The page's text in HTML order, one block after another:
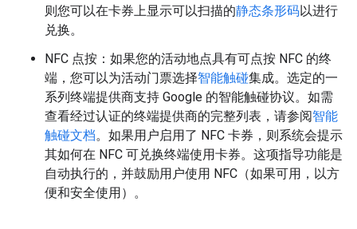
则您可以在卡券上显示可以扫描的静态条形码以进行
兑换。
NFC 点按：如果您的活动地点具有可点按 NFC 的终
端，您可以为活动门票选择智能触碰集成。选定的一
系列终端提供商支持 Google 的智能触碰协议。如需
查看经过认证的终端提供商的完整列表，请参阅智能
触碰文档。如果用户启用了 NFC 卡券，则系统会提示
其如何在 NFC 可兑换终端使用卡券。这项指导功能是
自动执行的，并鼓励用户使用 NFC（如果可用，以方
便和安全使用）。